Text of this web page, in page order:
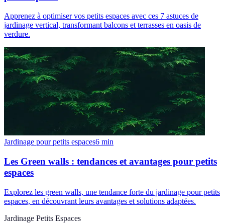
Apprenez à optimiser vos petits espaces avec ces 7 astuces de
jardinage vertical, transformant balcons et terrasses en oasis de
verdure.
Jardinage pour petits espaces6 min
Les Green walls : tendances et avantages pour petits
espaces
Explorez les green walls, une tendance forte du jardinage pour petits
espaces, en découvrant leurs avantages et solutions adaptées.
Jardinage Petits Espaces